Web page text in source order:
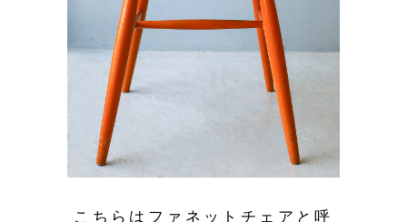
こちらはファネットチェアと呼